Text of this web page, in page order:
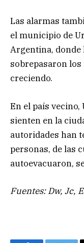
Las alarmas
el municipio de
Argentina, donde
sobrepasaron
creciendo.
En el país vecino,
sienten en la
autoridades han
personas, de las
autoevacuaron,
Fuentes: Dw, Jc,